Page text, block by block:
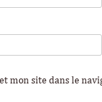
mon site dans le